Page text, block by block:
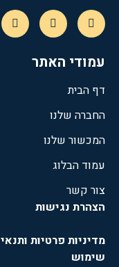
עמודי האתר
דף הבית
החברה שלנו
המכשור שלנו
עמוד הבלוג
צור קשר
הצהרת נגישות
מדיניות פרטיות ותנאי
שימוש